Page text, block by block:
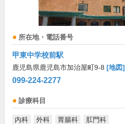
所在地・電話番号
甲東中学校前駅
鹿児島県鹿児島市加治屋町9-8 [地図]
099-224-2277
診療科目
内科 外科 胃腸科 肛門科